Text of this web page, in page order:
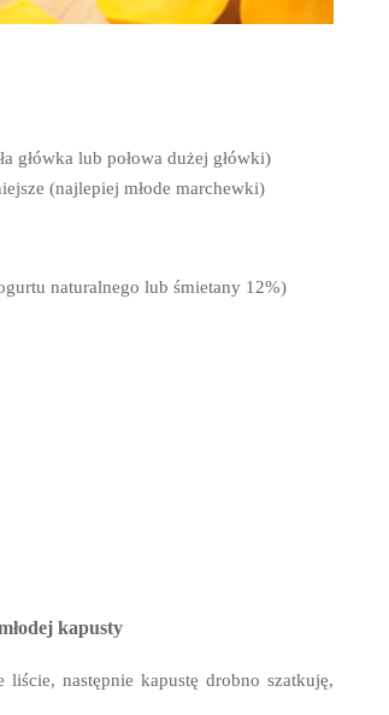
główka lub połowa dużej główki)
(najlepiej młode marchewki)
naturalnego lub śmietany 12%)
kapusty
następnie kapustę drobno szatkuję,